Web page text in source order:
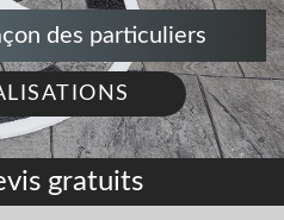
des particuliers
gratuits